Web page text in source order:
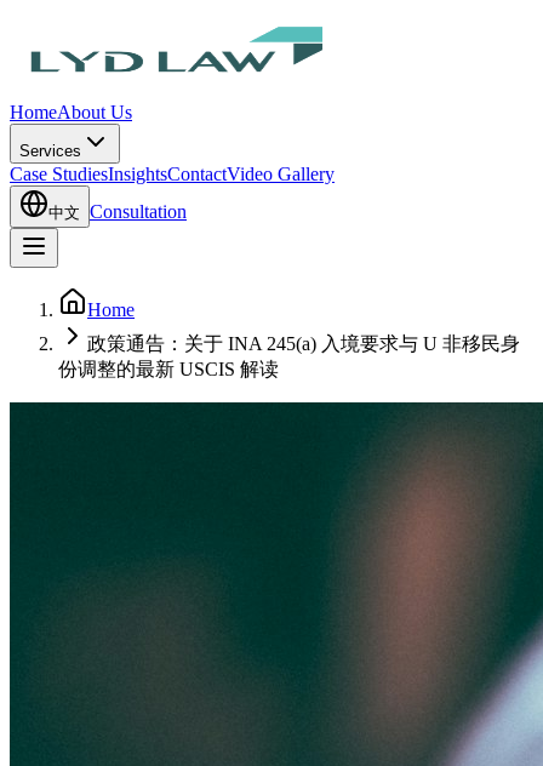
HomeAbout Us
Services
Case StudiesInsightsContactVideo Gallery
中文 Consultation
Home
政策通告：关于 INA 245(a) 入境要求与 U 非移民身
份调整的最新 USCIS 解读